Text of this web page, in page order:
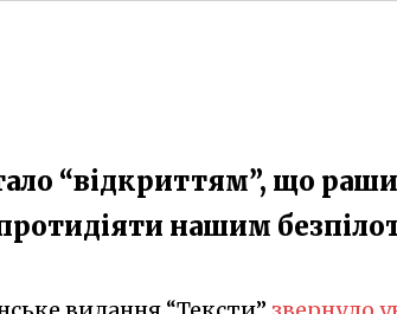
“відкриттям”, що
нашим